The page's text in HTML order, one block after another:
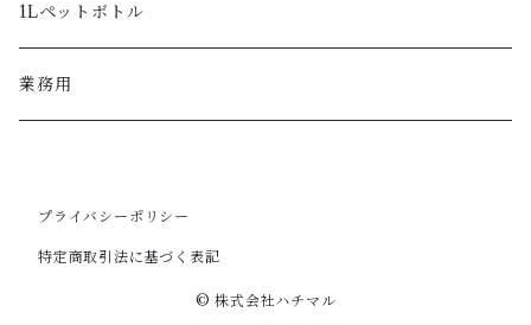
1Lペットボトル
業務用
プライバシーポリシー
特定商取引法に基づく表記
© 株式会社ハチマル